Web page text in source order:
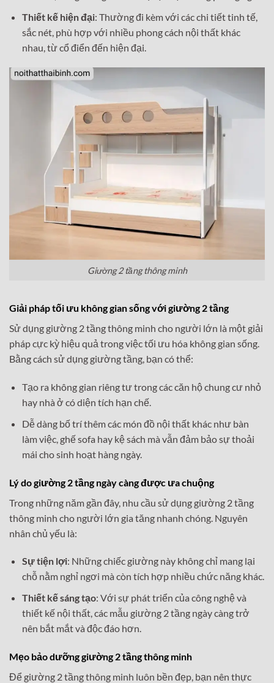
Thiết kế hiện đại: Thường đi kèm với các chi tiết tinh tế,
sắc nét, phù hợp với nhiều phong cách nội thất khác
nhau, từ cổ điển đến hiện đại.
Giường 2 tầng thông minh
Giải pháp tối ưu không gian sống với giường 2 tầng
Sử dụng giường 2 tầng thông minh cho người lớn là một giải
pháp cực kỳ hiệu quả trong việc tối ưu hóa không gian sống.
Bằng cách sử dụng giường tầng, bạn có thể:
Tạo ra không gian riêng tư trong các căn hộ chung cư nhỏ
hay nhà ở có diện tích hạn chế.
Dễ dàng bố trí thêm các món đồ nội thất khác như bàn
làm việc, ghế sofa hay kệ sách mà vẫn đảm bảo sự thoải
mái cho sinh hoạt hàng ngày.
Lý do giường 2 tầng ngày càng được ưa chuộng
Trong những năm gần đây, nhu cầu sử dụng giường 2 tầng
thông minh cho người lớn gia tăng nhanh chóng. Nguyên
nhân chủ yếu là:
Sự tiện lợi: Những chiếc giường này không chỉ mang lại
chỗ nằm nghỉ ngơi mà còn tích hợp nhiều chức năng khác.
Thiết kế sáng tạo: Với sự phát triển của công nghệ và
thiết kế nội thất, các mẫu giường 2 tầng ngày càng trở
nên bắt mắt và độc đáo hơn.
Mẹo bảo dưỡng giường 2 tầng thông minh
Để giường 2 tầng thông minh luôn bền đẹp, bạn nên thực